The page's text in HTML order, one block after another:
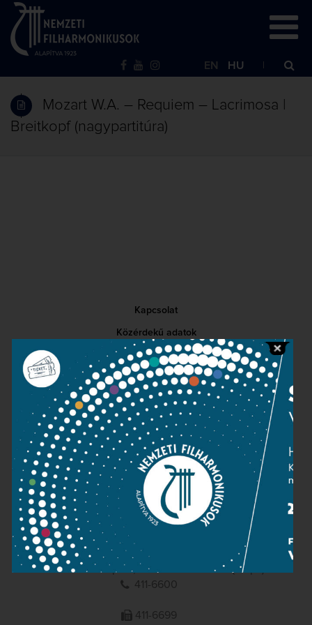
EN HU
Mozart W.A. – Requiem – Lacrimosa |
Breitkopf (nagypartitúra)
Kapcsolat
Közérdekű adatok
Sajtószoba
Adatvédelem
Impresszum
NEMZETI
FILHARMONIKUSOK
1095 Budapest, Komor Marcell u. 1. (Müpa)
411-6600
411-6699